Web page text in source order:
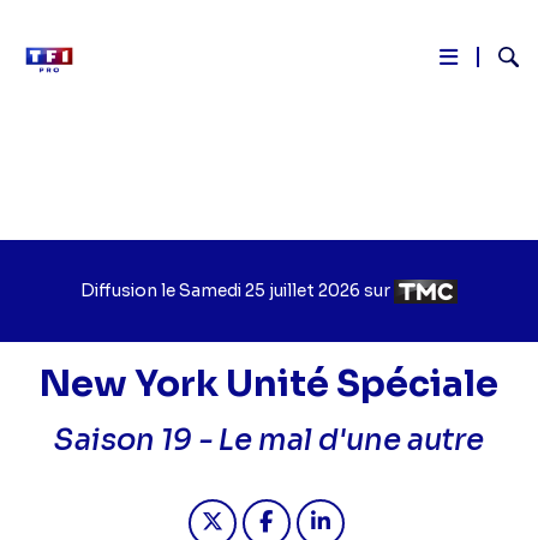
Diffusion leJour
diffusion
Samedi 25 juillet 2026 sur Chaîne
diffusion
New York Unité Spéciale
Saison 19 -Le mal d'une autre
Partager "2026-07-25 21:15 -
Partager "2026-07-25 21:15